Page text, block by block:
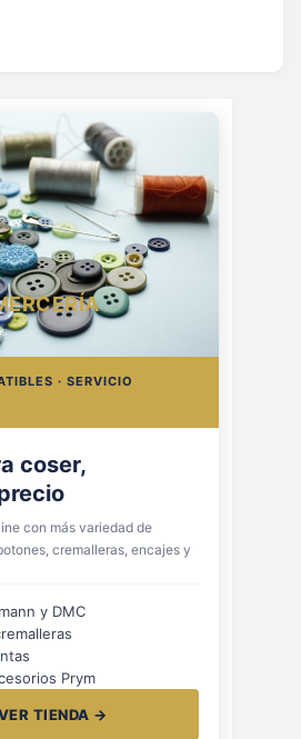
· SERVICIO
coser,
con más variedad de
cremalleras, encajes y
y DMC
Prym
TIENDA →